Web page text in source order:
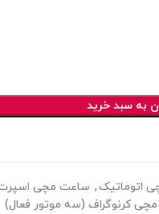
به سبد خرید
اتوماتیک , ساعت مچی
کرنوگراف (سه موتور فعال)